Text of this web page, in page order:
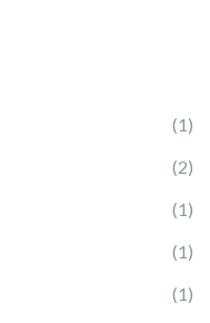
(1)
(2)
(1)
(1)
(1)